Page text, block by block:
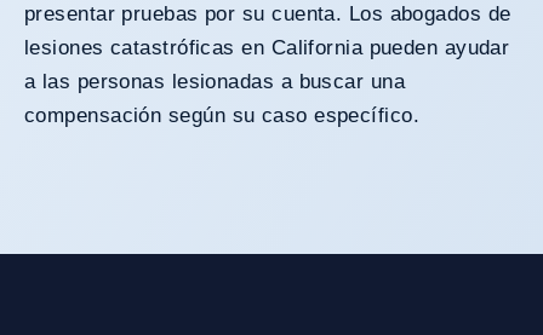
presentar pruebas por su cuenta. Los abogados de
lesiones catastróficas en California pueden ayudar
a las personas lesionadas a buscar una
compensación según su caso específico.